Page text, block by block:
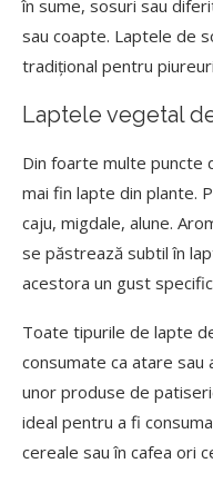
în sume, sosuri sau
sau coapte. Laptele de
tradițional pentru
Laptele vegetal
Din foarte multe puncte
mai fin lapte din plante.
caju, migdale, alune.
se păstrează subtil în
acestora un gust
Toate tipurile de lapte
consumate ca atare
unor produse de
ideal pentru a fi
cereale sau în cafea ori